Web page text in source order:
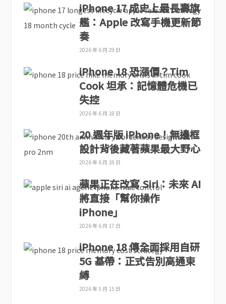
iPhone 17 成史上最長壽旗
艦：Apple 改寫手機更新節
奏
2026 年 6 月 29 日
iPhone 18 恐漲價？Tim
Cook 坦承：記憶體危機已
失控
2026 年 6 月 18 日
20 週年版 iPhone！無邊框
設計背後藏著蘋果最大野心
2026 年 6 月 18 日
蘋果正在改寫 Siri：未來 AI
將直接「幫你操作
iPhone」
2026 年 6 月 17 日
iPhone 18 傳全面採用自研
5G 基帶：正式告別高通束
縛
2026 年 5 月 15 日